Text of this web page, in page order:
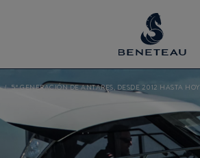
5ª GENERACIÓN DE ANTARES, DESDE 2012 HASTA HOY